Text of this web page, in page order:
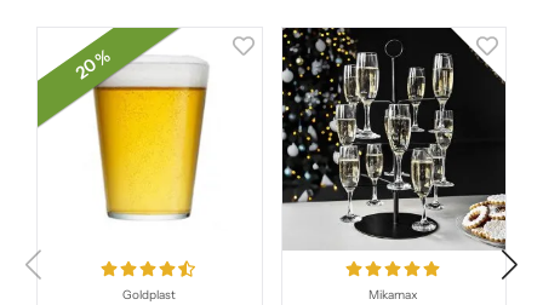
20 %
Goldplast Mikamax